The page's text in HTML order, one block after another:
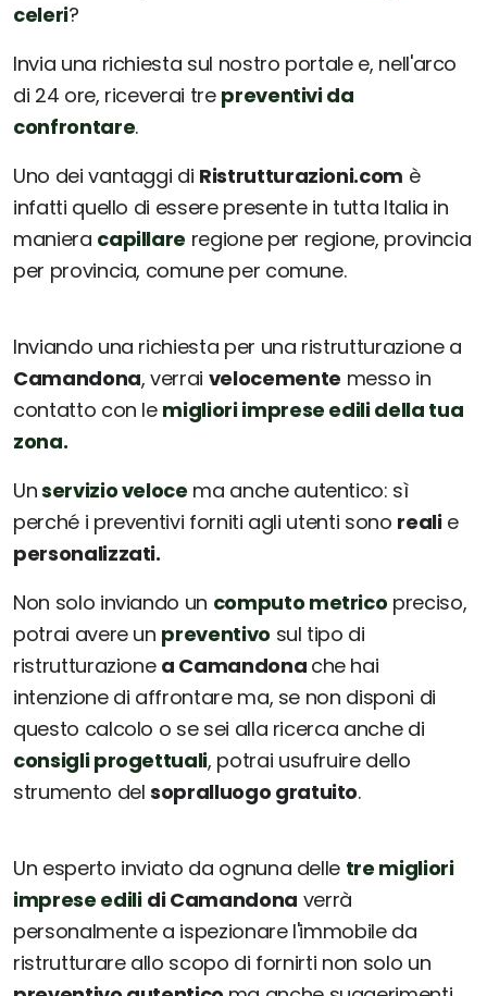
celeri?
Invia una richiesta sul nostro portale e, nell'arco
di 24 ore, riceverai tre preventivi da
confrontare.
Uno dei vantaggi di Ristrutturazioni.com è
infatti quello di essere presente in tutta Italia in
maniera capillare regione per regione, provincia
per provincia, comune per comune.
Inviando una richiesta per una ristrutturazione a
Camandona, verrai velocemente messo in
contatto con le migliori imprese edili della tua
zona.
Unservizio veloce ma anche autentico: sì
perché i preventivi forniti agli utenti sono realie
personalizzati.
Non solo inviando un computo metrico preciso,
potrai avere un preventivo sul tipo di
ristrutturazione a Camandona che hai
intenzione di affrontare ma, se non disponi di
questo calcolo o se sei alla ricerca anche di
consigli progettuali, potrai usufruire dello
strumento delsopralluogo gratuito.
Un esperto inviato da ognuna delle tre migliori
imprese edili di Camandona verrà
personalmente a ispezionare l'immobile da
ristrutturare allo scopo di fornirti non solo un